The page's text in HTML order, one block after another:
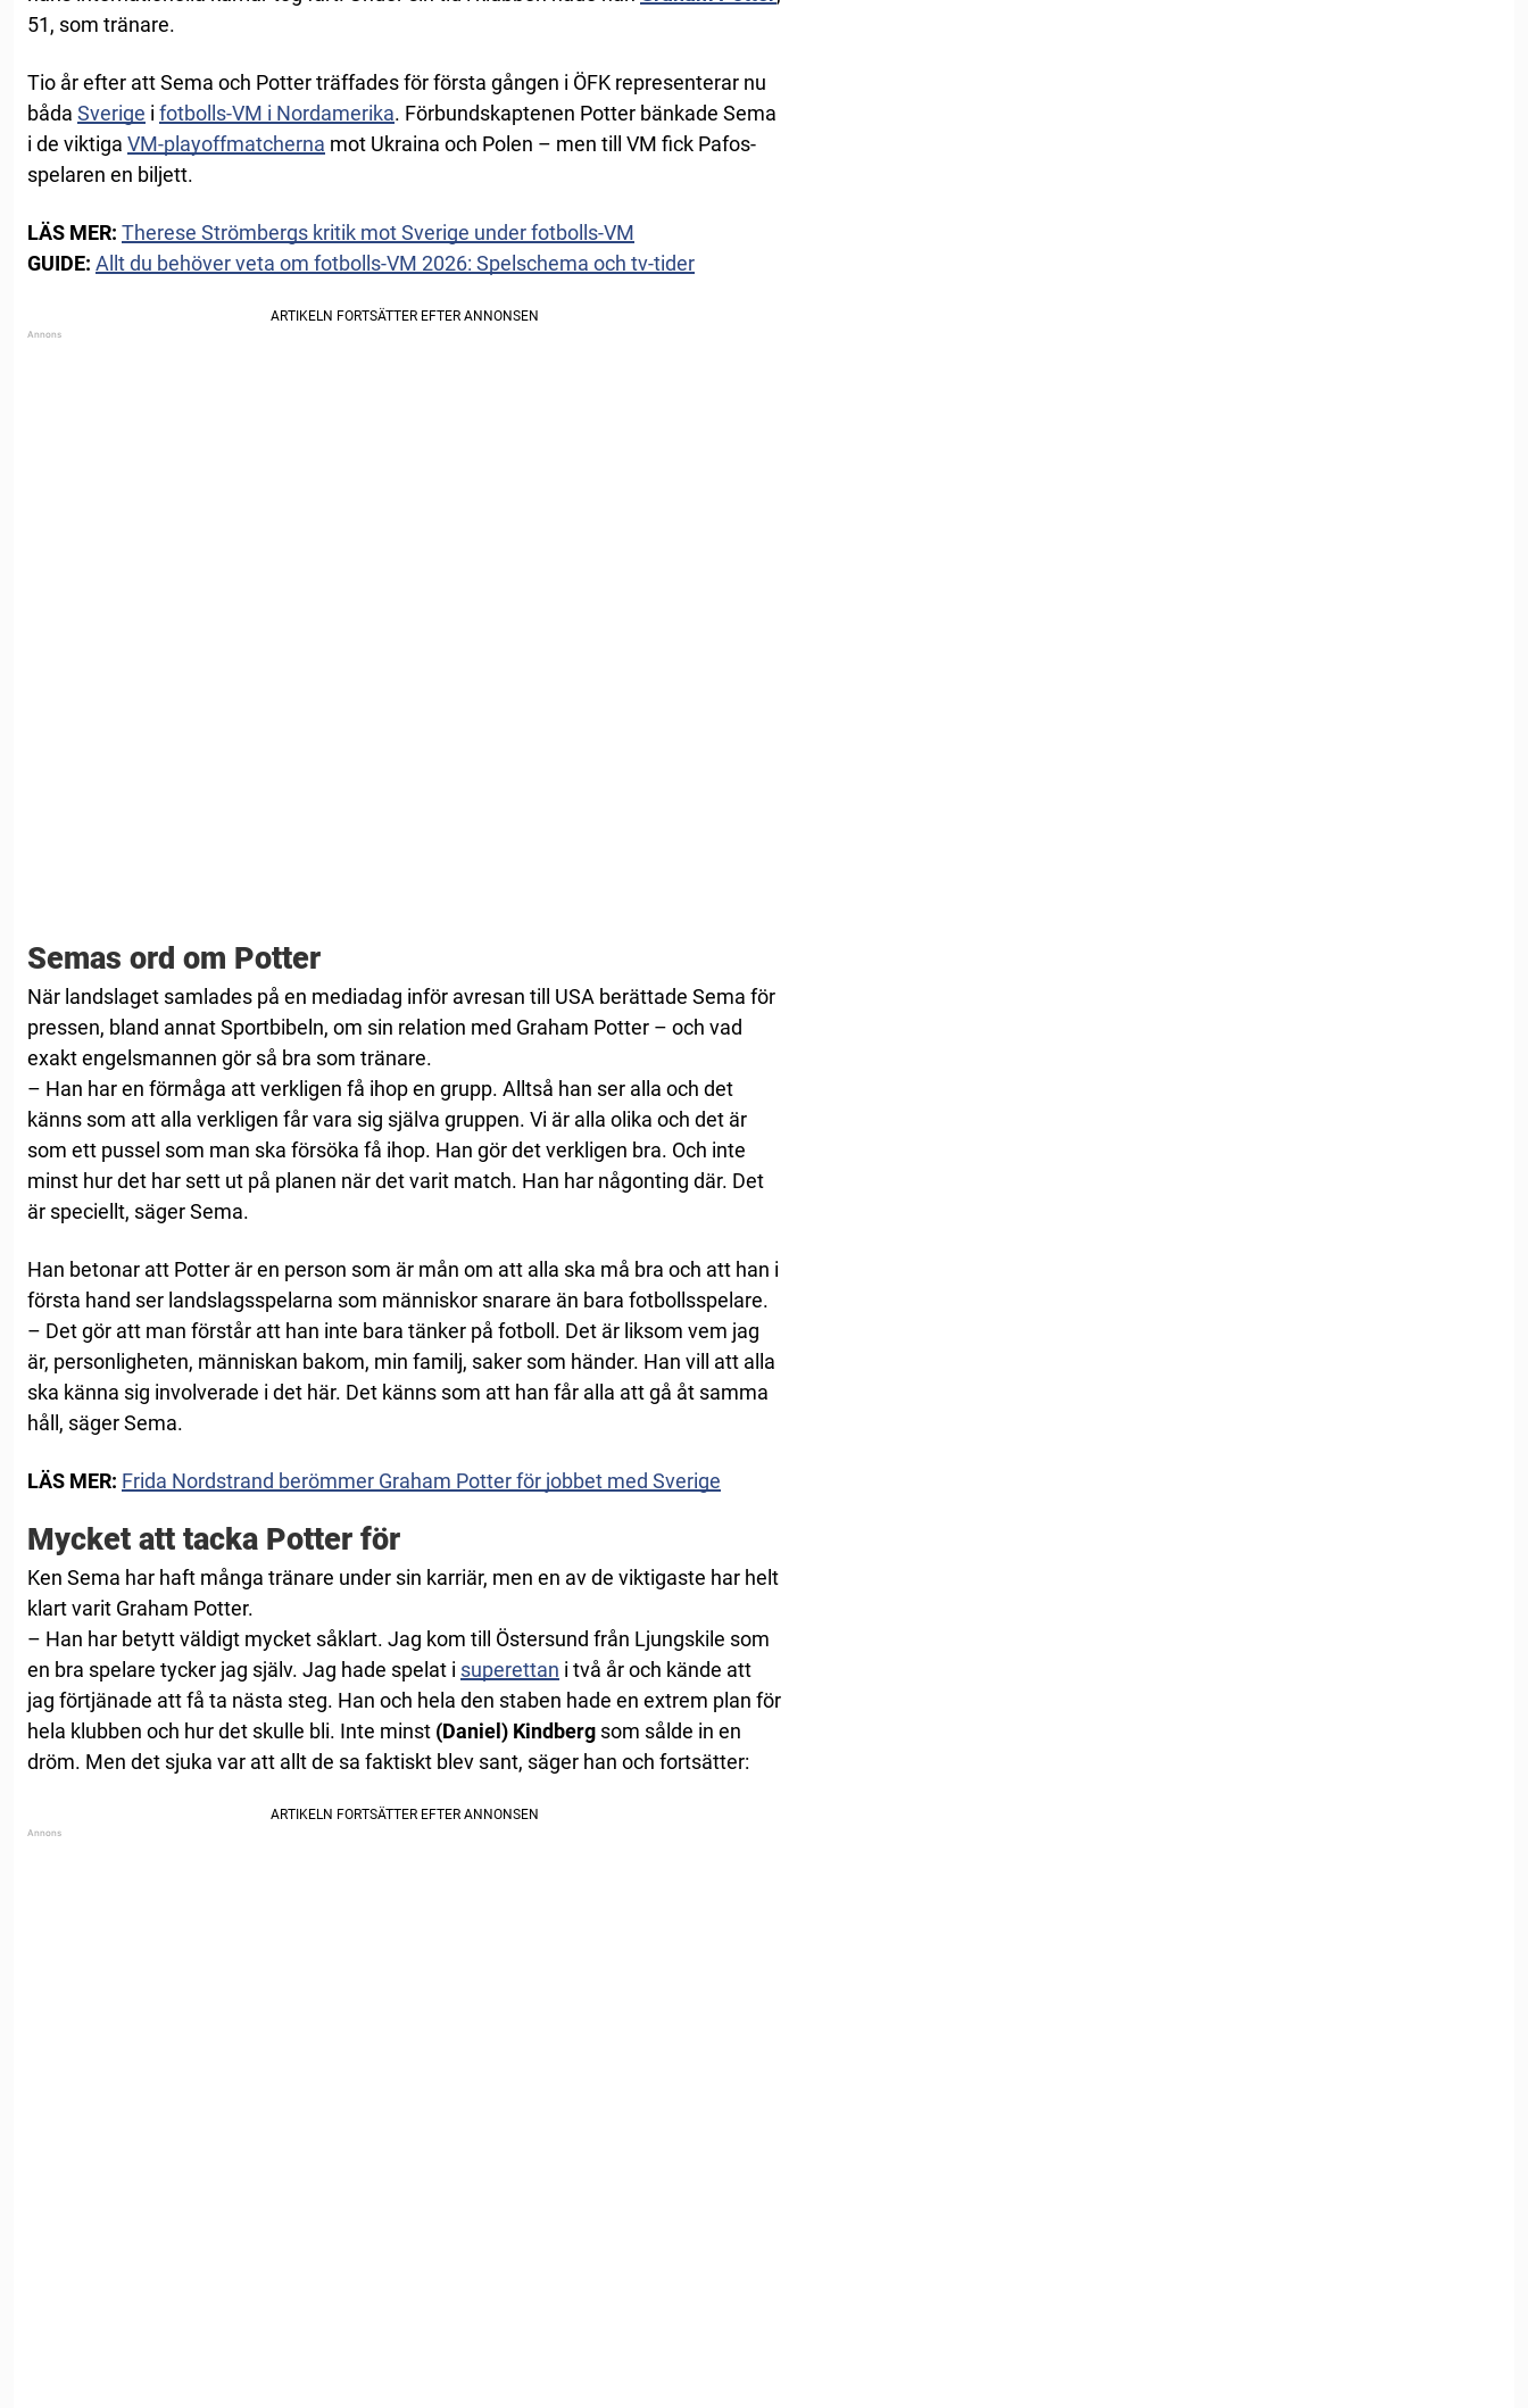
51, som tränare.
Tio år efter att Sema och Potter träffades för första gången i ÖFK representerar nu
båda Sverige i fotbolls-VM i Nordamerika. Förbundskaptenen Potter bänkade Sema
i de viktiga VM-playoffmatcherna mot Ukraina och Polen – men till VM fick Pafos-
spelaren en biljett.
LÄS MER: Therese Strömbergs kritik mot Sverige under fotbolls-VM
GUIDE: Allt du behöver veta om fotbolls-VM 2026: Spelschema och tv-tider
Semas ord om Potter
När landslaget samlades på en mediadag inför avresan till USA berättade Sema för
pressen, bland annat Sportbibeln, om sin relation med Graham Potter – och vad
exakt engelsmannen gör så bra som tränare.
– Han har en förmåga att verkligen få ihop en grupp. Alltså han ser alla och det
känns som att alla verkligen får vara sig själva gruppen. Vi är alla olika och det är
som ett pussel som man ska försöka få ihop. Han gör det verkligen bra. Och inte
minst hur det har sett ut på planen när det varit match. Han har någonting där. Det
är speciellt, säger Sema.
Han betonar att Potter är en person som är mån om att alla ska må bra och att han i
första hand ser landslagsspelarna som människor snarare än bara fotbollsspelare.
– Det gör att man förstår att han inte bara tänker på fotboll. Det är liksom vem jag
är, personligheten, människan bakom, min familj, saker som händer. Han vill att alla
ska känna sig involverade i det här. Det känns som att han får alla att gå åt samma
håll, säger Sema.
LÄS MER: Frida Nordstrand berömmer Graham Potter för jobbet med Sverige
Mycket att tacka Potter för
Ken Sema har haft många tränare under sin karriär, men en av de viktigaste har helt
klart varit Graham Potter.
– Han har betytt väldigt mycket såklart. Jag kom till Östersund från Ljungskile som
en bra spelare tycker jag själv. Jag hade spelat i superettan i två år och kände att
jag förtjänade att få ta nästa steg. Han och hela den staben hade en extrem plan för
hela klubben och hur det skulle bli. Inte minst (Daniel) Kindberg som sålde in en
dröm. Men det sjuka var att allt de sa faktiskt blev sant, säger han och fortsätter: